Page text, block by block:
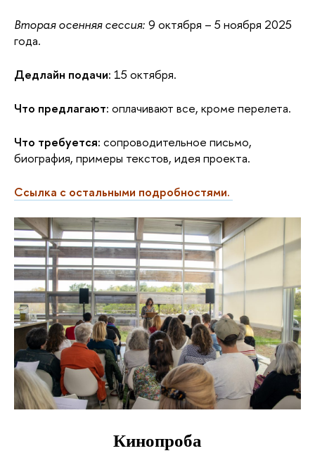
Вторая осенняя сессия: 9 октября – 5 ноября 2025
года.
Дедлайн подачи: 15 октября.
Что предлагают: оплачивают все, кроме перелета.
Что требуется: сопроводительное письмо,
биография, примеры текстов, идея проекта.
Ссылка с остальными подробностями.
Кинопроба